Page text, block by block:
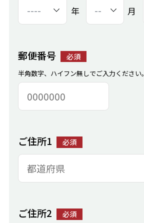
年 月
郵便番号 必須
半角数字、ハイフン無しでご入力ください。
ご住所1 必須
ご住所2 必須